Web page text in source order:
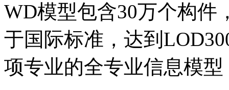
WD模型包含30万个构件
于国际标准，达到
项专业的全专业信息模